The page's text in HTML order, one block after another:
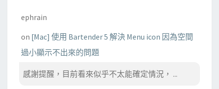
ephrain
on [Mac] 使用 Bartender 5 解決 Menu icon 因為空間
過小顯示不出來的問題
感謝提醒，目前看來似乎不太能確定情況， ...